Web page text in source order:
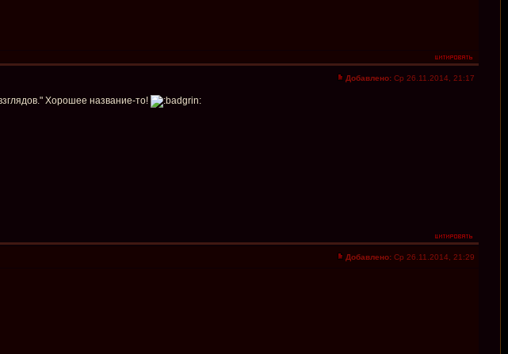
Добавлено: Ср 26.11.2014, 21:17
Хорошее название-то!
Добавлено: Ср 26.11.2014, 21:29